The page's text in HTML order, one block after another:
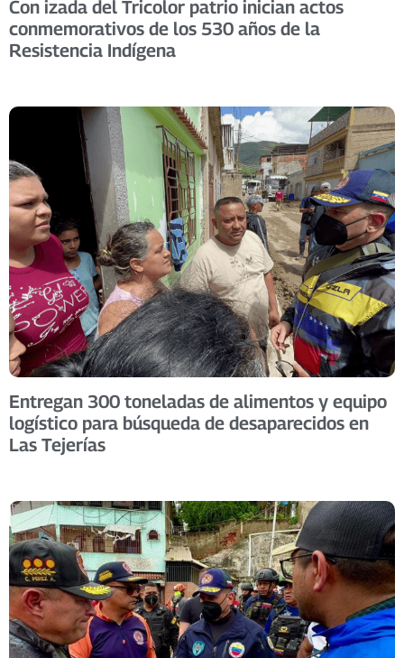
Con izada del Tricolor patrio inician actos
conmemorativos de los 530 años de la
Resistencia Indígena
Entregan 300 toneladas de alimentos y equipo
logístico para búsqueda de desaparecidos en
Las Tejerías